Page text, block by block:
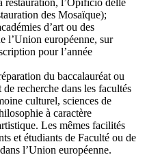
des Mosaïque);
d’art ou des
l’Union européenne, sur
pour l’année
du baccalauréat ou
recherche dans les facultés
culturel, sciences de
à caractère
Les mêmes facilités
et étudiants de Faculté ou de
l’Union européenne.